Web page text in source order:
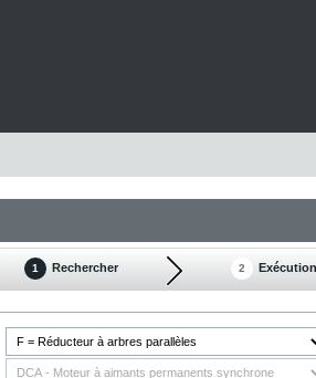
1 Rechercher 2